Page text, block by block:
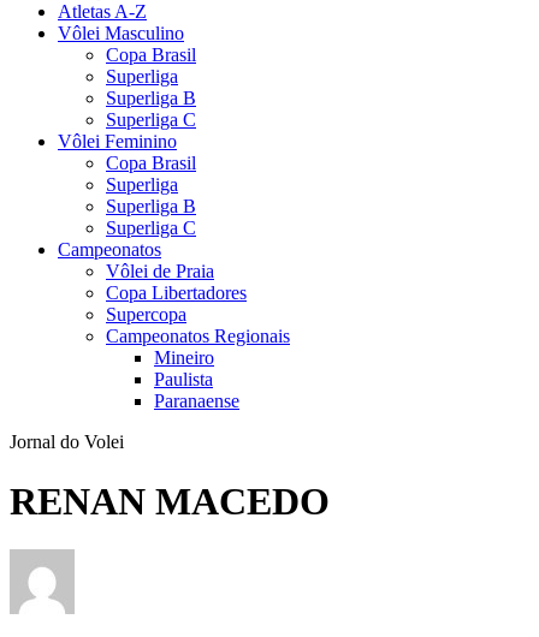
Atletas A-Z
Vôlei Masculino
Copa Brasil
Superliga
Superliga B
Superliga C
Vôlei Feminino
Copa Brasil
Superliga
Superliga B
Superliga C
Campeonatos
Vôlei de Praia
Copa Libertadores
Supercopa
Campeonatos Regionais
Mineiro
Paulista
Paranaense
Jornal do Volei
RENAN MACEDO